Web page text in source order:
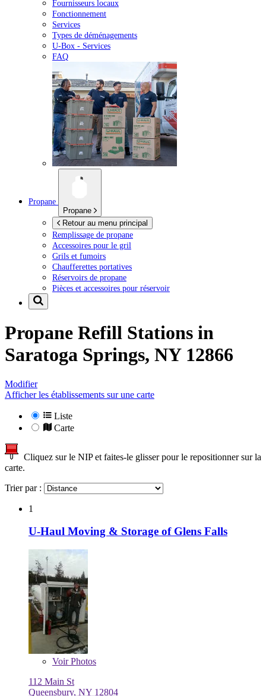
Fournisseurs locaux
Fonctionnement
Services
Types de déménagements
U-Box - Services
FAQ
Propane
Propane
Retour au menu principal
Remplissage de propane
Accessoires pour le gril
Grils et fumoirs
Chaufferettes portatives
Réservoirs de propane
Pièces et accessoires pour réservoir
Propane Refill Stations in
Saratoga Springs, NY 12866
Modifier
Afficher les établissements sur une carte
Liste
Carte
Cliquez sur le NIP et faites-le glisser pour le repositionner sur la
carte.
Trier par :
1
U-Haul Moving & Storage of Glens Falls
VoirPhotos
112 Main St
Queensbury, NY 12804